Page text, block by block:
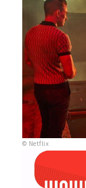
© Netflix